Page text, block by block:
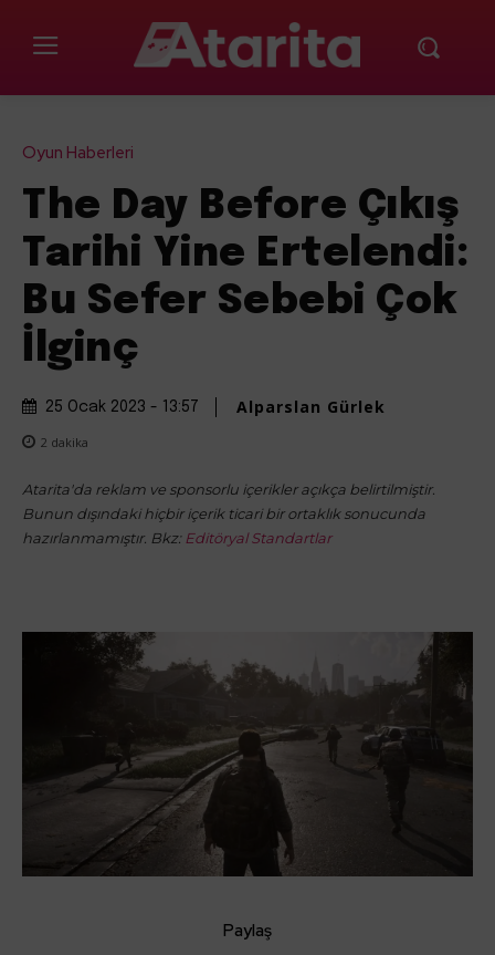
Oyun Haberleri
The Day Before Çıkış
Tarihi Yine Ertelendi:
Bu Sefer Sebebi Çok
İlginç
25 Ocak 2023 - 13:57 Alparslan Gürlek
2 dakika
Atarita'da reklam ve sponsorlu içerikler açıkça belirtilmiştir.
Bunun dışındaki hiçbir içerik ticari bir ortaklık sonucunda
hazırlanmamıştır. Bkz: Editöryal Standartlar
Paylaş